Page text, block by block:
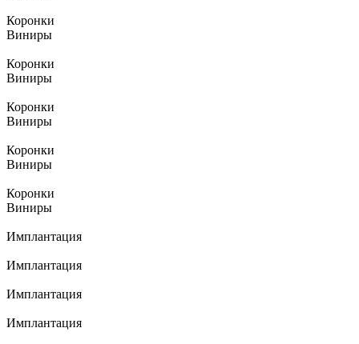
Коронки
Виниры
Коронки
Виниры
Коронки
Виниры
Коронки
Виниры
Коронки
Виниры
Имплантация
Имплантация
Имплантация
Имплантация